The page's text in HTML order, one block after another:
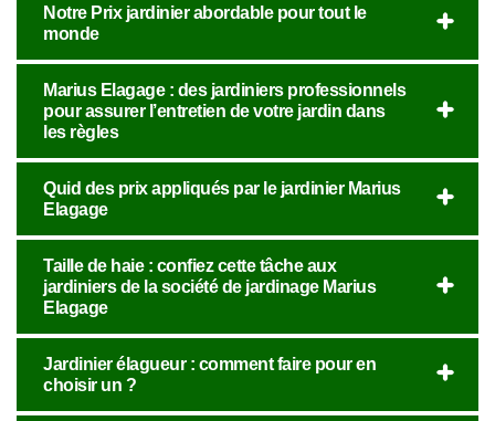
Notre Prix jardinier abordable pour tout le
monde
Marius Elagage : des jardiniers professionnels
pour assurer l’entretien de votre jardin dans
les règles
Quid des prix appliqués par le jardinier Marius
Elagage
Taille de haie : confiez cette tâche aux
jardiniers de la société de jardinage Marius
Elagage
Jardinier élagueur : comment faire pour en
choisir un ?